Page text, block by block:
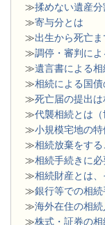
≫揉めない遺産
≫寄与分とは
≫出生から死亡
≫調停・審判に
≫遺言書による
≫相続による国
≫死亡届の提出
≫代襲相続とは（
≫小規模宅地の特
≫相続放棄をする
≫相続手続きに
≫相続財産とは
≫銀行等での相
​≫海外在住の相
≫株式・証券の相